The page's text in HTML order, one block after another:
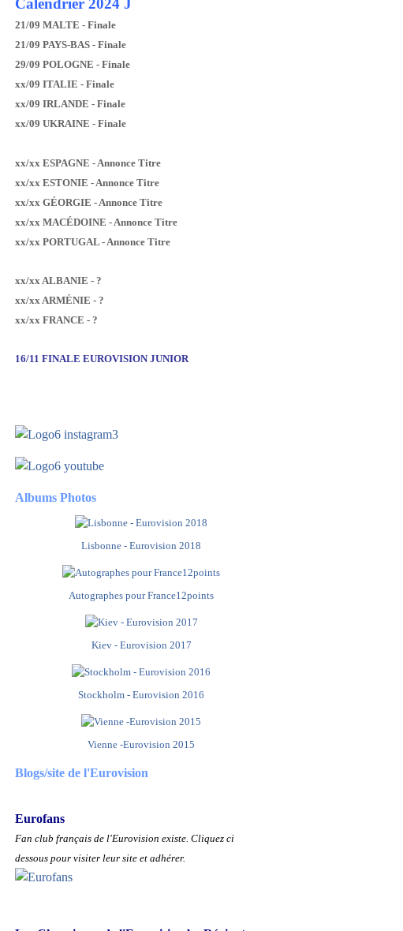
Calendrier 2024 J
21/09 MALTE - Finale
21/09 PAYS-BAS - Finale
29/09 POLOGNE - Finale
xx/09 ITALIE - Finale
xx/09 IRLANDE - Finale
xx/09 UKRAINE - Finale
xx/xx ESPAGNE - Annonce Titre
xx/xx ESTONIE - Annonce Titre
xx/xx GÉORGIE - Annonce Titre
xx/xx MACÉDOINE - Annonce Titre
xx/xx PORTUGAL - Annonce Titre
xx/xx ALBANIE - ?
xx/xx ARMÉNIE - ?
xx/xx FRANCE - ?
16/11 FINALE EUROVISION JUNIOR
Albums Photos
Lisbonne - Eurovision 2018
Autographes pour France12points
Kiev - Eurovision 2017
Stockholm - Eurovision 2016
Vienne -Eurovision 2015
Blogs/site de l'Eurovision
Eurofans
Fan club français de l'Eurovision existe. Cliquez ci
dessous pour visiter leur site et adhérer.